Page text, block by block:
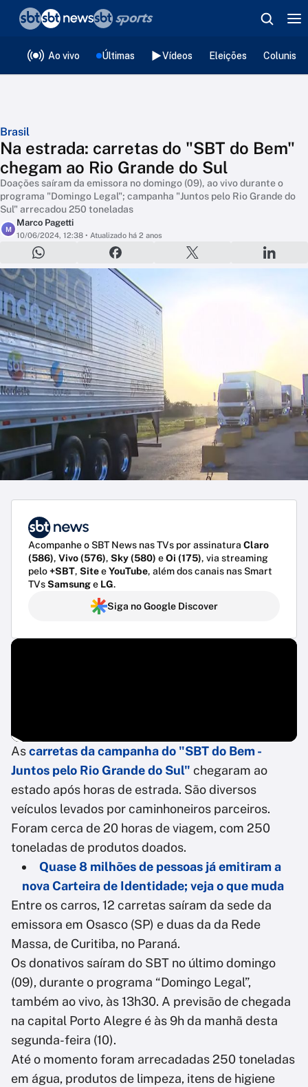
Ao vivo Últimas Vídeos Eleições
Brasil
Na estrada: carretas do "SBT do Bem"
chegam ao Rio Grande do Sul
Doações saíram da emissora no domingo (09), ao vivo durante o
programa "Domingo Legal"; campanha "Juntos pelo Rio Grande do
Sul" arrecadou 250 toneladas
M
Marco Pagetti
10/06/2024, 12:38 • Atualizado há 2 anos
Acompanhe o SBT News nas TVs por assinatura Claro
(586), Vivo (576), Sky (580) eOi (175), via streaming
pelo+SBT, SiteeYouTube, além dos canais nas Smart
TVsSamsunge LG.
Siga no Google Discover
Ascarretas da campanha do "SBT do Bem -
Juntos pelo Rio Grande do Sul" chegaram ao
estado após horas de estrada. São diversos
veículos levados por caminhoneiros parceiros.
Foram cerca de 20 horas de viagem, com 250
toneladas de produtos doados.
Quase 8 milhões de pessoas já emitiram a
nova Carteira de Identidade; veja o que muda
Entre os carros, 12 carretas saíram da sede da
emissora em Osasco (SP) e duas da da Rede
Massa, de Curitiba, no Paraná.
Os donativos saíram do SBT no último domingo
(09), durante o programa “Domingo Legal”,
também ao vivo, às 13h30. A previsão de chegada
na capital Porto Alegre é às 9h da manhã desta
segunda-feira (10).
Até o momento foram arrecadadas 250 toneladas
em água, produtos de limpeza, itens de higiene
❮voltar
Editorias